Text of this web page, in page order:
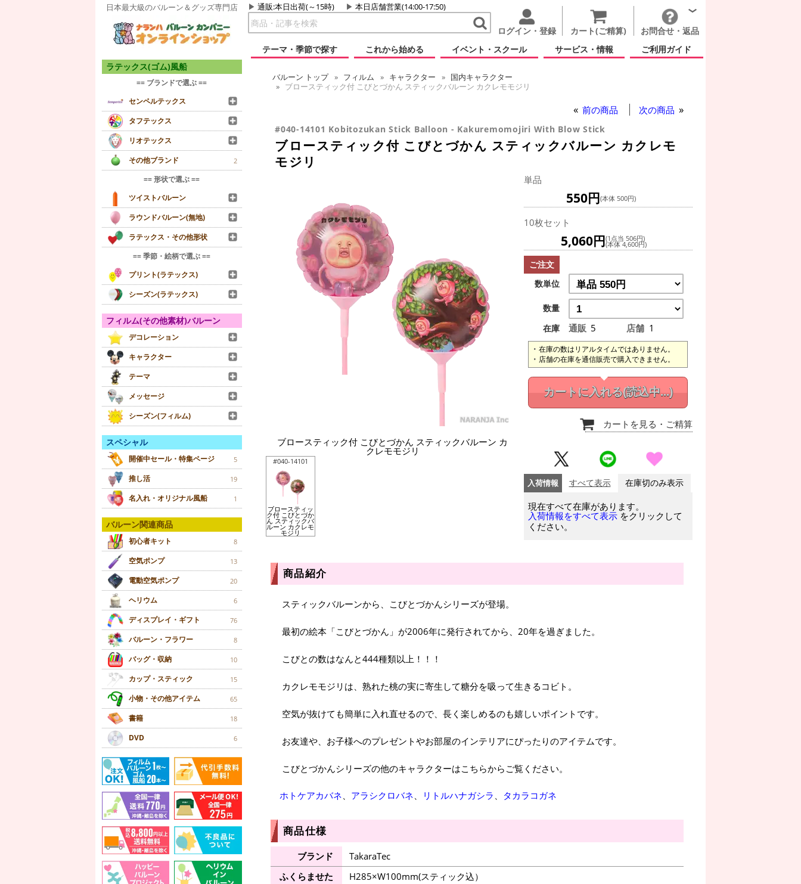
日本最大級のバルーン＆グッズ専門店 通販:本日出荷(～15時) 本日店舗営業(14:00-17:50)
ログイン・登録 カート(ご精算)
お問合せ・返品
テーマ・季節で探す
これから始める イベント・スクール サービス・情報 ご利用ガイド
ラテックス(ゴム)風船
== ブランドで選ぶ ==
センペルテックス
タフテックス
リオテックス
その他ブランド
2
== 形状で選ぶ ==
ツイストバルーン
ラウンドバルーン(無地)
ラテックス・その他形状
== 季節・絵柄で選ぶ ==
プリント(ラテックス)
シーズン(ラテックス)
フィルム(その他素材)バルーン
デコレーション
キャラクター
テーマ
メッセージ
シーズン(フィルム)
スペシャル
開催中セール・特集ページ 5
推し活 19
名入れ・オリジナル風船 1
バルーン関連商品
初心者キット 8
空気ポンプ 13
電動空気ポンプ 20
ヘリウム 6
ディスプレイ・ギフト 76
バルーン・フラワー 8
バッグ・収納 10
カップ・スティック 15
小物・その他アイテム 65
書籍 18
DVD 6
バルーン トップ フィルム キャラクター
国内キャラクター
ブロースティック付 こびとづかん スティックバルーン カクレモモジリ
前の商品 次の商品
#040-14101 Kobitozukan Stick Balloon - Kakuremomojiri With Blow Stick
ブロースティック付 こびとづかん スティックバルーン カクレモ
モジリ
ブロースティック付 こびとづかん スティックバルーン カ
クレモモジリ
#040-14101
ブロースティッ
ク付 こびとづか
ん スティックバ
ルーン カクレモ
モジリ
単品
550円(本体 500円)
10枚セット
5,060円(1点当 506円)
(本体 4,600円)
ご注文
数単位
数量
在庫
通販 5 店舗 1
在庫の数はリアルタイムではありません。
店舗の在庫を通信販売で購入できません。
カートに入れる(読込中...)
カートを見る ・ご精算
入荷情報 すべて表示 在庫切のみ表示
現在すべて在庫があります。
入荷情報をすべて表示 をクリックして
ください。
商品紹介
スティックバルーンから、こびとづかんシリーズが登場。
最初の絵本「こびとづかん」が2006年に発行されてから、20年を過ぎました。
こびとの数はなんと444種類以上！！！
カクレモモジリは、熟れた桃の実に寄生して糖分を吸って生きるコビト。
空気が抜けても簡単に入れ直せるので、長く楽しめるのも嬉しいポイントです。
お友達や、お子様へのプレゼントやお部屋のインテリアにぴったりのアイテムです。
こびとづかんシリーズの他のキャラクターはこちらからご覧ください。
ホトケアカバネ、 アラシクロバネ、 リトルハナガシラ 、 タカラコガネ
商品仕様
ブランド
TakaraTec
ふくらませた
H285×W100mm(スティック込）